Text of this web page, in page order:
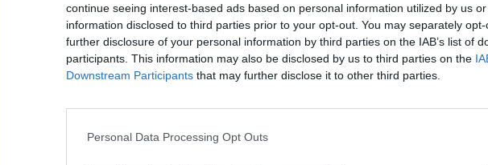
continue seeing interest-based ads based on personal information utilized by us
information disclosed to third parties prior to your opt-out. You may separately
further disclosure of your personal information by third parties on the IAB’s list of
participants. This information may also be disclosed by us to third parties on the
Downstream Participants that may further disclose it to other third parties.
Personal Data Processing Opt Outs